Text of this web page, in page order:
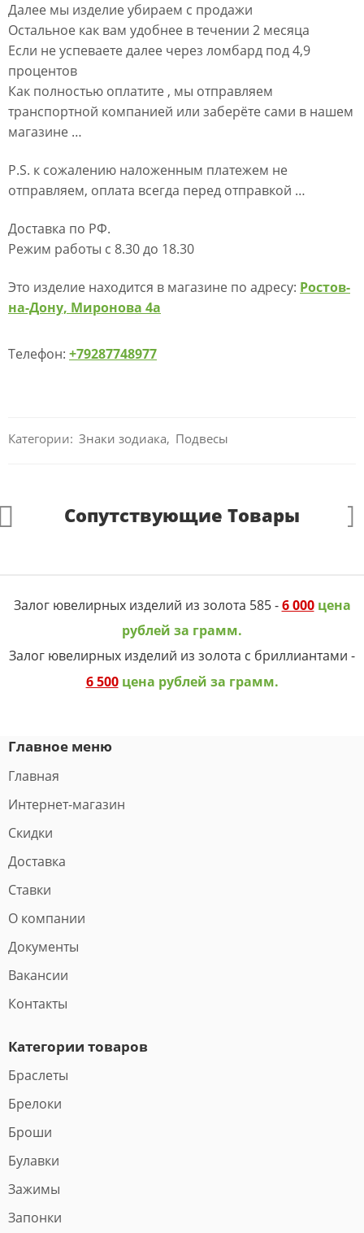
Далее мы изделие убираем с продажи
Остальное как вам удобнее в течении 2 месяца
Если не успеваете далее через ломбард под 4,9
процентов
Как полностью оплатите , мы отправляем
транспортной компанией или заберёте сами в нашем
магазине …
P.S. к сожалению наложенным платежем не
отправляем, оплата всегда перед отправкой …
Доставка по РФ.
Режим работы с 8.30 до 18.30
Это изделие находится в магазине по адресу: Ростов-
на-Дону, Миронова 4а
Телефон: +79287748977
Категории: Знаки зодиака, Подвесы
Сопутствующие Товары
Залог ювелирных изделий из золота 585 -6 000цена
рублей за грамм.
Залог ювелирных изделий из золота с бриллиантами -
6 500цена рублей за грамм.
Главное меню
Главная
Интернет-магазин
Скидки
Доставка
Ставки
О компании
Документы
Вакансии
Контакты
Категории товаров
Браслеты
Брелоки
Броши
Булавки
Зажимы
Запонки